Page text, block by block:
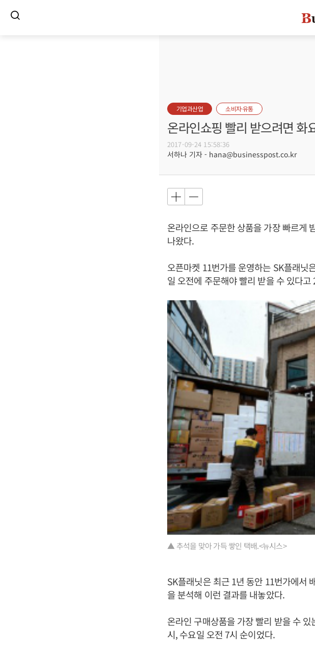
기업과산업 소비자·유통
온라인쇼핑 빨리 받으려면 화
2017-09-24 15:58:36
서하나 기자 - hana@businesspost.co.kr
온라인으로 주문한 상품을 가장 빠르게
나왔다.
오픈마켓 11번가를 운영하는 SK플래닛
일 오전에 주문해야 빨리 받을 수 있다고
▲ 추석을 맞아 가득 쌓인 택배.<뉴시스>
SK플래닛은 최근 1년 동안 11번가에서
을 분석해 이런 결과를 내놓았다.
온라인 구매상품을 가장 빨리 받을 수
시, 수요일 오전 7시 순이었다.